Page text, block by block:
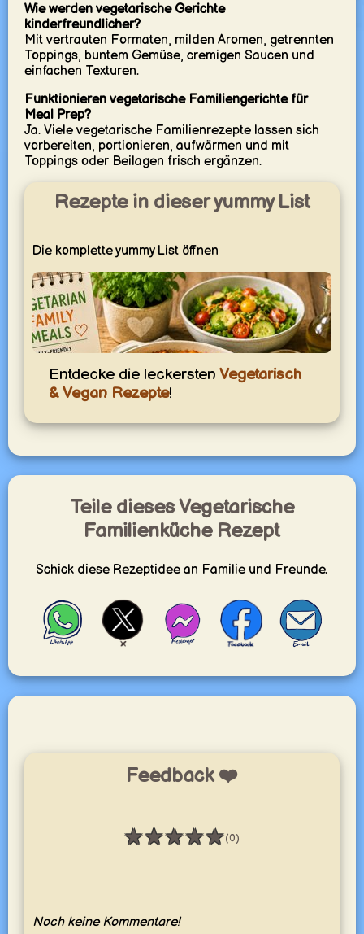
Wie werden vegetarische Gerichte
kinderfreundlicher?
Mit vertrauten Formaten, milden Aromen, getrennten
Toppings, buntem Gemüse, cremigen Saucen und
einfachen Texturen.
Funktionieren vegetarische Familiengerichte für
Meal Prep?
Ja. Viele vegetarische Familienrezepte lassen sich
vorbereiten, portionieren, aufwärmen und mit
Toppings oder Beilagen frisch ergänzen.
Rezepte in dieser yummy List
Die komplette yummy List öffnen
Vegetarische Familienküche
Einfache vegetarische Gerichte für die ganze Familie –
yummy.world
1
Entdecke die leckersten Vegetarisch
& Vegan Rezepte!
Teile dieses Vegetarische
Familienküche Rezept
Schick diese Rezeptidee an Familie und Freunde.
Feedback ❤️
★★★★★
Bewertung: 0 / 5 (0)
Noch keine Kommentare!